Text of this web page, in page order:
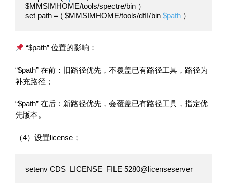
$MMSIMHOME/tools/spectre/bin ）
set path = ( $MMSIMHOME/tools/dfII/bin $path ）
“$path” 位置的影响：
“$path” 在前：旧路径优先，不覆盖已有路径工具，路径为
补充路径；
“$path” 在后：新路径优先，会覆盖已有路径工具，指定优
先版本。
（4）设置license；
setenv CDS_LICENSE_FILE 5280@licenseserver